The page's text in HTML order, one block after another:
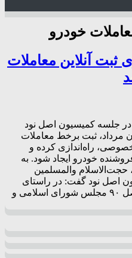
خودرو
ثبت آنلاین معاملات
جلسه کمیسیون اصل نود
مرداد، ثبت برخط معاملات
راه‌اندازی کرده و
خودرو ایجاد شود. به
حجت‌الاسلام والمسلمین
اصل نود گفت: در راستای
ایفای وظایف نظارتی کمیسیون اصل ۹۰ مجلس شورای اسلامی و